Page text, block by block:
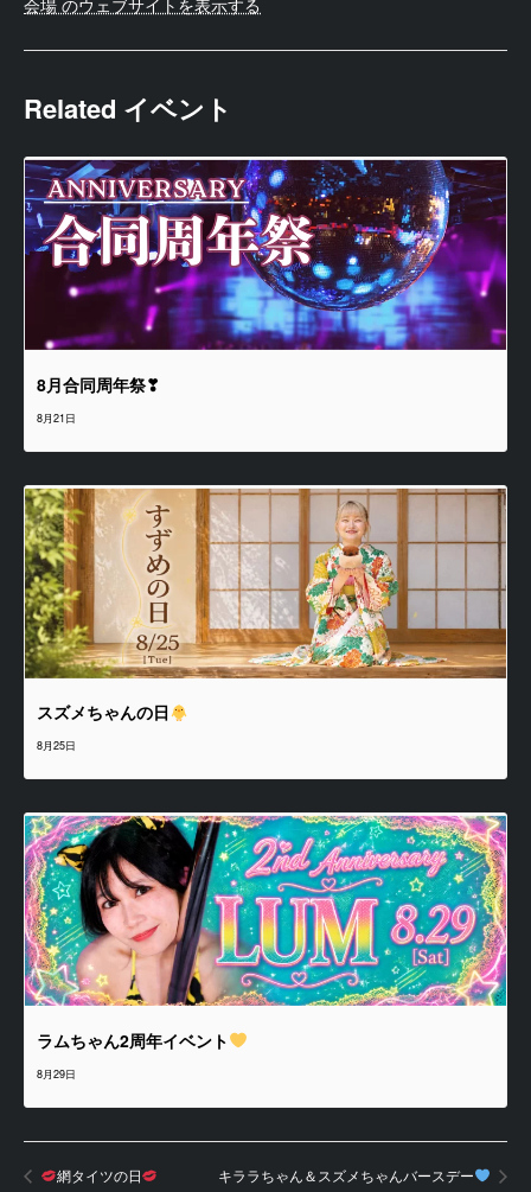
会場 のウェブサイトを表示する
Related イベント
8月合同周年祭❣
8月21日
スズメちゃんの日
8月25日
ラムちゃん2周年イベント
8月29日
網タイツの日 キララちゃん＆スズメちゃんバースデー